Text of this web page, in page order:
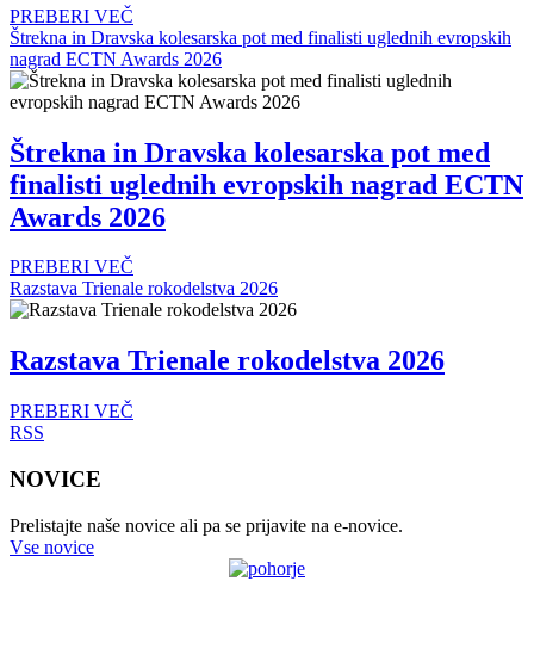
PREBERI VEČ
Štrekna in Dravska kolesarska pot med finalisti uglednih evropskih
nagrad ECTN Awards 2026
Štrekna in Dravska kolesarska pot med
finalisti uglednih evropskih nagrad ECTN
Awards 2026
PREBERI VEČ
Razstava Trienale rokodelstva 2026
Razstava Trienale rokodelstva 2026
PREBERI VEČ
RSS
NOVICE
Prelistajte naše novice ali pa se prijavite na e-novice.
Vse novice